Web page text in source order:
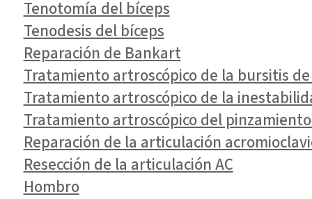
Tenotomía del bíceps
Tenodesis del bíceps
Reparación de Bankart
Tratamiento artroscópico de la bursitis
Tratamiento artroscópico de la
Tratamiento artroscópico del
Reparación de la articulación
Resección de la articulación AC
Hombro